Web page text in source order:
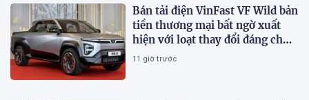
Bán tải điện VinFast VF Wild bản
tiền thương mại bất ngờ xuất
hiện với loạt thay đổi đáng chú
ý
11 giờ trước